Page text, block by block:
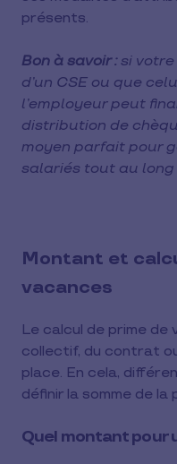
présents.
Bon à savoir :si votre
d’un CSE ou que
l’employeur peut
distribution de
moyen parfait pour
salariés tout au long
Montant et
vacances
Le calcul de prime de
collectif, du contrat
place. En cela,
définir la somme de la
Quel montant pour